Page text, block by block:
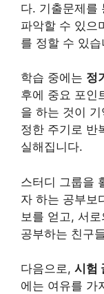
다. 기출문제를
파악할 수 있으
를 정할 수 있습
학습 중에는 정
후에 중요 포인
을 하는 것이
정한 주기로 반
실해집니다.
스터디 그룹을
자 하는 공부보
보를 얻고, 서
공부하는 친구
다음으로, 시험
에는 여유를 가